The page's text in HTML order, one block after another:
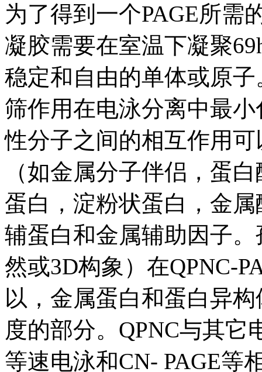
为了得到一个PAGE所需
凝胶需要在室温下凝聚
稳定和自由的单体或原
筛作用在电泳分离中最
性分子之间的相互作用
（如金属分子伴侣，蛋
蛋白，淀粉状蛋白，金
辅蛋白和金属辅助因子
然或3D构象）在QPNC-
以，金属蛋白和蛋白异
度的部分。QPNC与其它
等速电泳和CN- PAGE等